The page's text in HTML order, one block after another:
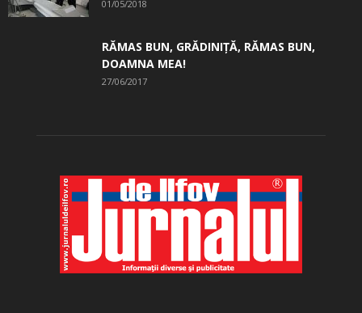
01/05/2018
RĂMAS BUN, GRĂDINIŢĂ, ­RĂMAS BUN,
DOAMNA MEA!
27/06/2017